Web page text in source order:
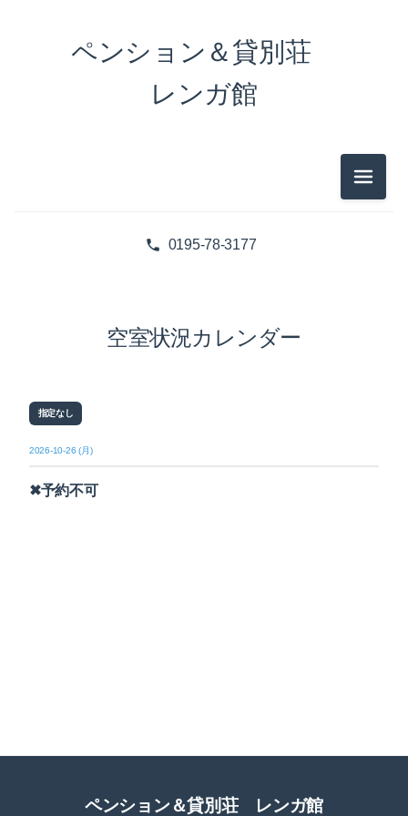
0195-78-3177
ペンション＆貸別荘
レンガ館
メニュ
空室状況カレンダー
指定なし
2026-10-26 (月)
✖予約不可
ペンション＆貸別荘 レンガ館